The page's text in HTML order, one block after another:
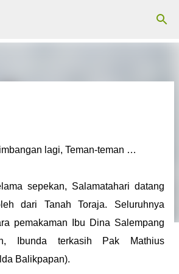
lagi, Teman-teman …
sepekan, Salamatahari datang
dari Tanah Toraja. Seluruhnya
pemakaman Ibu Dina Salempang
Ibunda terkasih Pak Mathius
Balikpapan).